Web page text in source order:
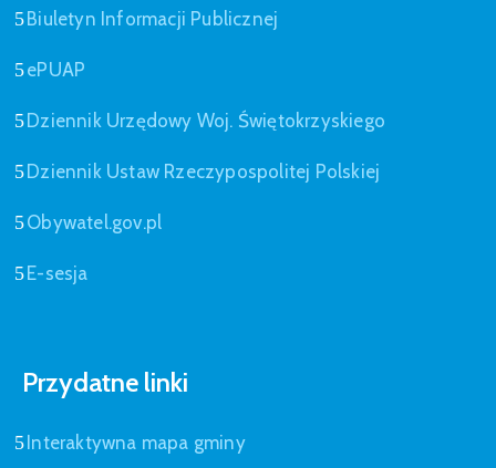
Biuletyn Informacji Publicznej
ePUAP
Dziennik Urzędowy Woj. Świętokrzyskiego
Dziennik Ustaw Rzeczypospolitej Polskiej
Obywatel.gov.pl
E-sesja
Przydatne linki
Interaktywna mapa gminy